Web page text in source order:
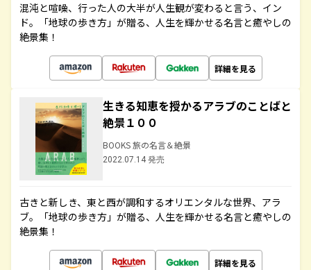
混沌と喧噪、行った人の大半が人生観が変わると言う、イン
ド。「地球の歩き方」が贈る、人生を輝かせる名言と癒やしの
絶景集！
詳細を見る
生きる知恵を授かるアラブのことばと
絶景１００
BOOKS 旅の名言＆絶景
2022.07.14 発売
古きと新しき、東と西が調和するオリエンタルな世界、アラ
ブ。「地球の歩き方」が贈る、人生を輝かせる名言と癒やしの
絶景集！
詳細を見る